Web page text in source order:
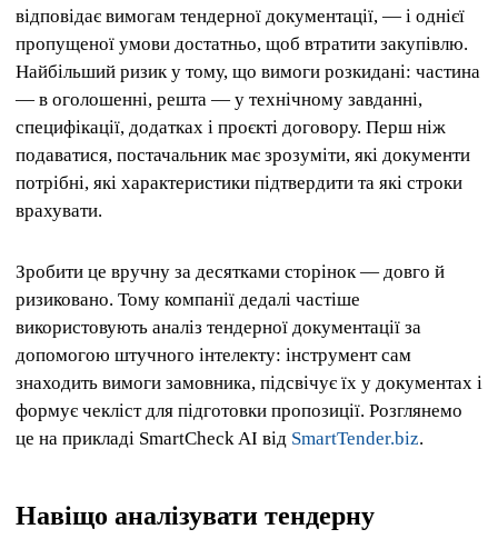
відповідає вимогам тендерної документації, — і однієї
пропущеної умови достатньо, щоб втратити закупівлю.
Найбільший ризик у тому, що вимоги розкидані: частина
— в оголошенні, решта — у технічному завданні,
специфікації, додатках і проєкті договору. Перш ніж
подаватися, постачальник має зрозуміти, які документи
потрібні, які характеристики підтвердити та які строки
врахувати.
Зробити це вручну за десятками сторінок — довго й
ризиковано. Тому компанії дедалі частіше
використовують аналіз тендерної документації за
допомогою штучного інтелекту: інструмент сам
знаходить вимоги замовника, підсвічує їх у документах і
формує чекліст для підготовки пропозиції. Розглянемо
це на прикладі SmartCheck AI від SmartTender.biz.
Навіщо аналізувати тендерну